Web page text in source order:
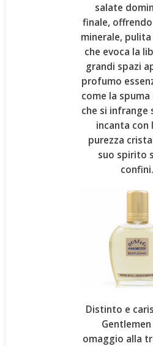
salate
finale,
minerale,
che evoca la
grandi spazi
profumo
come la spuma
che si infrange
incanta con
purezza
suo spirito
confini.
Distinto e
Gentlemen
omaggio alla